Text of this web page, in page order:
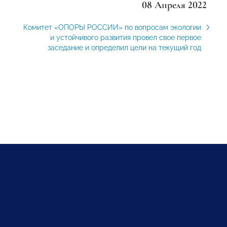
08 Апреля 2022
Комитет «ОПОРЫ РОССИИ» по вопросам экологии
и устойчивого развития провел свое первое
заседание и определил цели на текущий год